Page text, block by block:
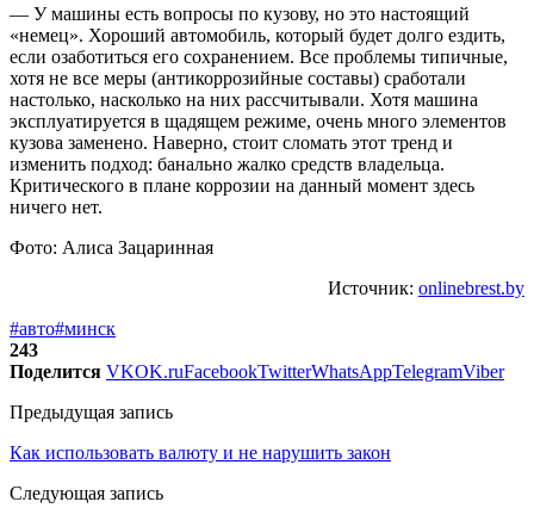
— У машины есть вопросы по кузову, но это настоящий
«немец». Хороший автомобиль, который будет долго ездить,
если озаботиться его сохранением. Все проблемы типичные,
хотя не все меры (антикоррозийные составы) сработали
настолько, насколько на них рассчитывали. Хотя машина
эксплуатируется в щадящем режиме, очень много элементов
кузова заменено. Наверно, стоит сломать этот тренд и
изменить подход: банально жалко средств владельца.
Критического в плане коррозии на данный момент здесь
ничего нет.
Фото: Алиса Зацаринная
Источник: onlinebrest.by
#авто#минск
243
Поделится VKOK.ruFacebookTwitterWhatsAppTelegramViber
Предыдущая запись
Как использовать валюту и не нарушить закон
Следующая запись